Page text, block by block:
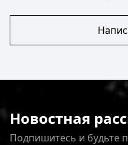
Новостная
Подпишитесь и будьте